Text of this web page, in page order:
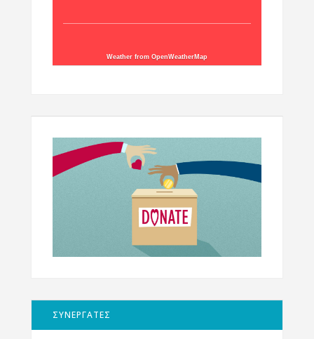
Weather from OpenWeatherMap
ΣΥΝΕΡΓΑΤΕΣ